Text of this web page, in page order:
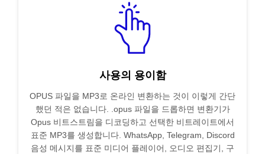
사용의 용이함
OPUS 파일을 MP3로 온라인 변환하는 것이 이렇게 간단
했던 적은 없습니다. .opus 파일을 드롭하면 변환기가
Opus 비트스트림을 디코딩하고 선택한 비트레이트에서
표준 MP3를 생성합니다. WhatsApp, Telegram, Discord
음성 메시지를 표준 미디어 플레이어, 오디오 편집기, 구